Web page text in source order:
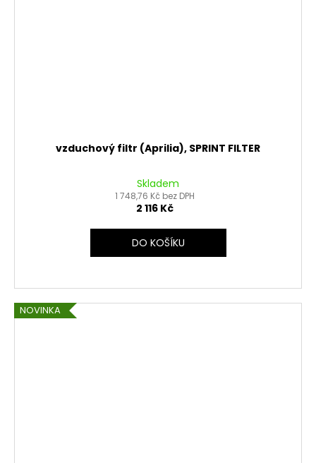
vzduchový filtr (Aprilia), SPRINT FILTER
Skladem
1 748,76 Kč bez DPH
2 116 Kč
DO KOŠÍKU
NOVINKA